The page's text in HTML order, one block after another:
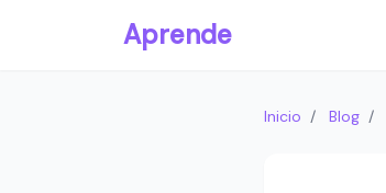
Aprende
Inicio / Blog /